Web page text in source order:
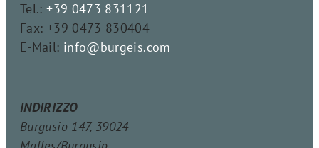
Tel.:+39 0473 831121
Fax: +39 0473 830404
E-Mail: info@burgeis.com
INDIRIZZO
Burgusio 147, 39024